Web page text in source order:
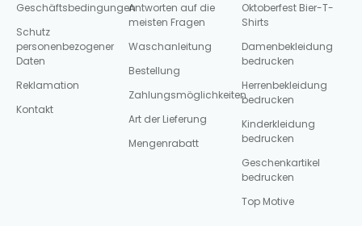
Geschäftsbedingungen
Schutz
personenbezogener
Daten
Reklamation
Kontakt
Antworten auf die
meisten Fragen
Waschanleitung
Bestellung
Zahlungsmöglichkeiten
Art der Lieferung
Mengenrabatt
Oktoberfest Bier-T-
Shirts
Damenbekleidung
bedrucken
Herrenbekleidung
bedrucken
Kinderkleidung
bedrucken
Geschenkartikel
bedrucken
Top Motive